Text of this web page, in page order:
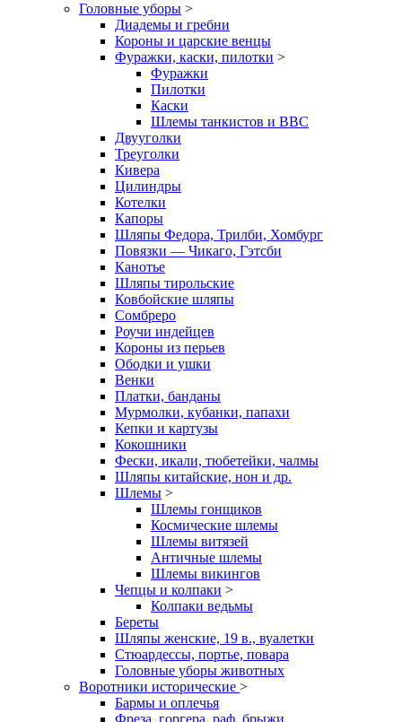
Головные уборы >
Диадемы и гребни
Короны и царские венцы
Фуражки, каски, пилотки >
Фуражки
Пилотки
Каски
Шлемы танкистов и ВВС
Двууголки
Треуголки
Кивера
Цилиндры
Котелки
Капоры
Шляпы Федора, Трилби, Хомбург
Повязки — Чикаго, Гэтсби
Канотье
Шляпы тирольские
Ковбойские шляпы
Сомбреро
Роучи индейцев
Короны из перьев
Ободки и ушки
Венки
Платки, банданы
Мурмолки, кубанки, папахи
Кепки и картузы
Кокошники
Фески, икали, тюбетейки, чалмы
Шляпы китайские, нон и др.
Шлемы >
Шлемы гонщиков
Космические шлемы
Шлемы витязей
Античные шлемы
Шлемы викингов
Чепцы и колпаки >
Колпаки ведьмы
Береты
Шляпы женские, 19 в., вуалетки
Стюардессы, портье, повара
Головные уборы животных
Воротники исторические >
Бармы и оплечья
Фреза, горгера, раф, брыжи